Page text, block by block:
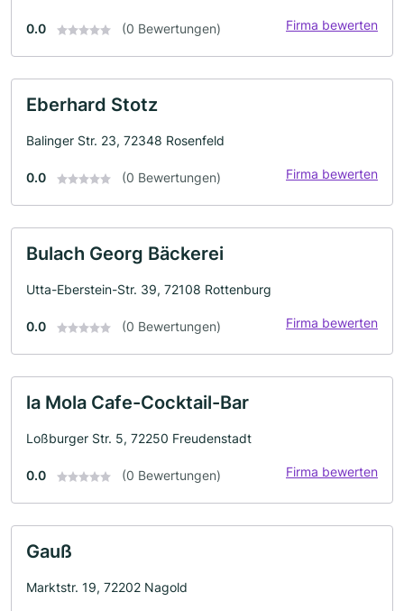
0.0 (0 Bewertungen) Firma bewerten
Eberhard Stotz
Balinger Str. 23, 72348 Rosenfeld
0.0 (0 Bewertungen) Firma bewerten
Bulach Georg Bäckerei
Utta-Eberstein-Str. 39, 72108 Rottenburg
0.0 (0 Bewertungen) Firma bewerten
la Mola Cafe-Cocktail-Bar
Loßburger Str. 5, 72250 Freudenstadt
0.0 (0 Bewertungen) Firma bewerten
Gauß
Marktstr. 19, 72202 Nagold